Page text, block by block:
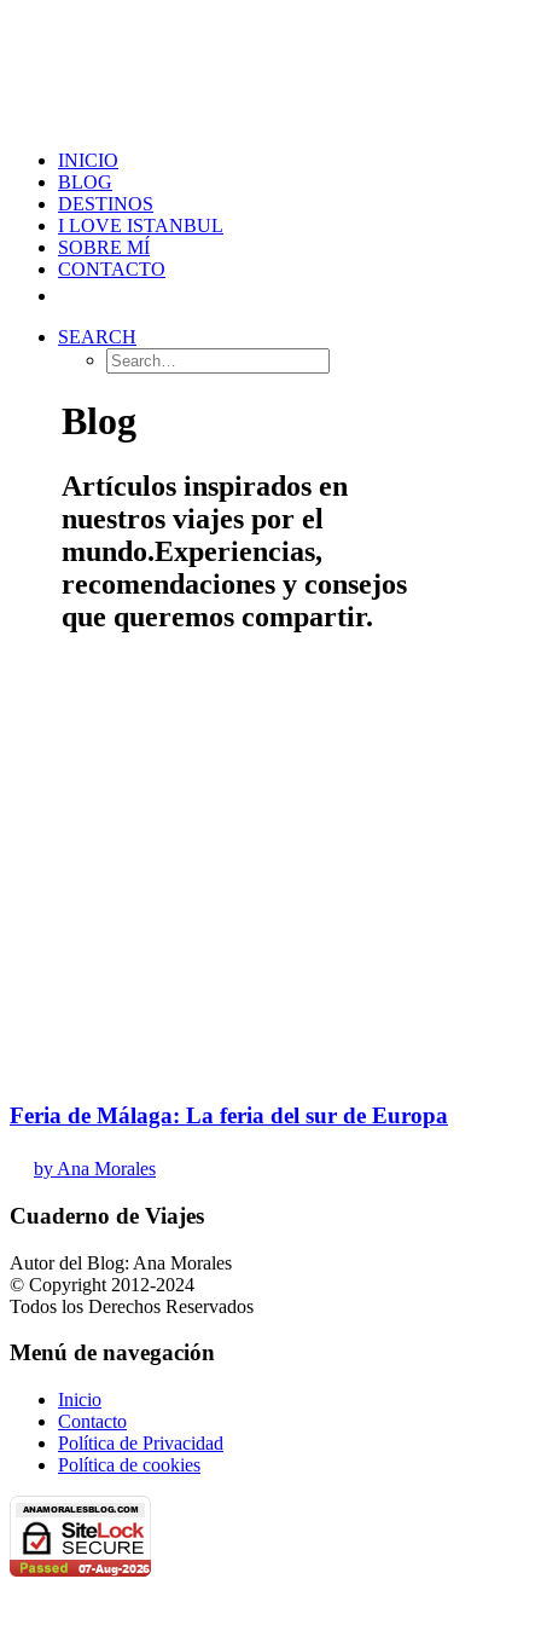
INICIO
BLOG
DESTINOS
I LOVE ISTANBUL
SOBRE MÍ
CONTACTO
SEARCH
Blog
Artículos inspirados en
nuestros viajes por el
mundo.Experiencias,
recomendaciones y consejos
que queremos compartir.
Feria de Málaga: La feria del sur de Europa
by Ana Morales
Cuaderno de Viajes
Autor del Blog: Ana Morales
© Copyright 2012-2024
Todos los Derechos Reservados
Menú de navegación
Inicio
Contacto
Política de Privacidad
Política de cookies